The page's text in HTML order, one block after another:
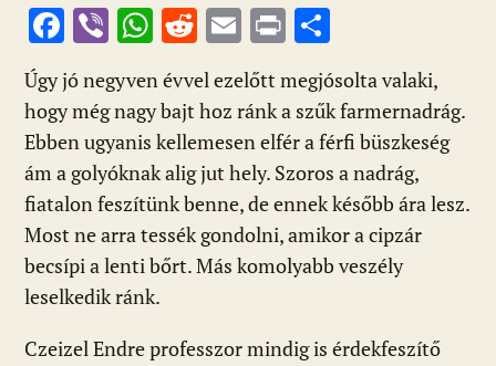
F
ac
e
b
o
o
k
Vi
er
W
h
at
s
A
p
p
R
e
d
di
t
E
m
ai
l
Pr
t
ss
za
m
e
g
Úgy jó negyven évvel ezelőtt megjósolta valaki,
hogy még nagy bajt hoz ránk a szűk farmernadrág.
Ebben ugyanis kellemesen elfér a férfi büszkeség
ám a golyóknak alig jut hely. Szoros a nadrág,
fiatalon feszítünk benne, de ennek később ára lesz.
Most ne arra tessék gondolni, amikor a cipzár
becsípi a lenti bőrt. Más komolyabb veszély
leselkedik ránk.
Czeizel Endre professzor mindig is érdekfeszítő